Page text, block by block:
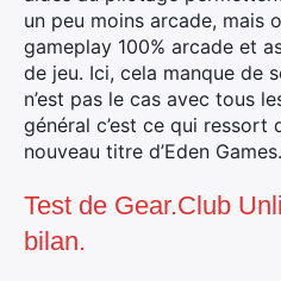
un peu moins arcade, mais
gameplay 100% arcade et
de jeu. Ici, cela manque de
n’est pas le cas avec tous
général c’est ce qui ressort
nouveau titre d’Eden Games.
Test de Gear.Club
bilan.